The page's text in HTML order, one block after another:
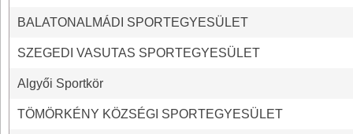
BALATONALMÁDI SPORTEGYESÜLET
SZEGEDI VASUTAS SPORTEGYESÜLET
Algyői Sportkör
TÖMÖRKÉNY KÖZSÉGI SPORTEGYESÜLET